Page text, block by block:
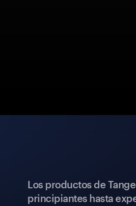
Los productos de
principiantes hasta